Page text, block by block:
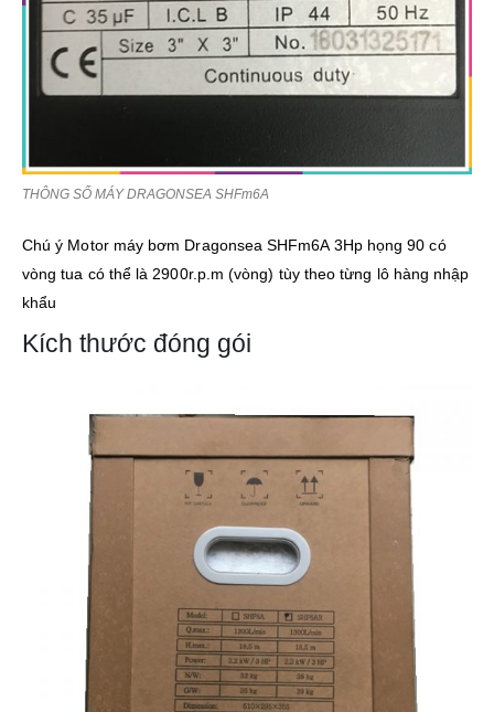
THÔNG SỐ MÁY DRAGONSEA SHFm6A
Chú ý Motor máy bơm Dragonsea SHFm6A 3Hp họng 90 có
vòng tua có thể là 2900r.p.m (vòng) tùy theo từng lô hàng nhập
khẩu
Kích thước đóng gói